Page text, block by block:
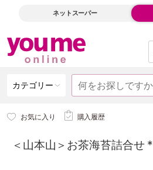
ネットスーパー
カテゴリー
お気に入り 購入履歴
＜山本山＞お茶海苔詰合せ *